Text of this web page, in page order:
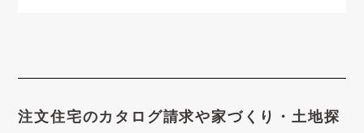
注文住宅のカタログ請求や家づくり・土地探